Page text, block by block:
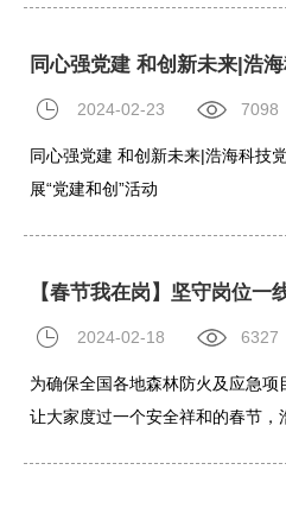
2024-02-23 7098
同心强党建 和创新未来|浩海科技
展“党建和创”活动
【春节我在岗】坚守岗位一
2024-02-18 6327
为确保全国各地森林防火及应急项
让大家度过一个安全祥和的春节，